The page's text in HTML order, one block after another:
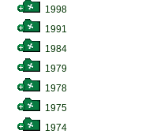
1998
1991
1984
1979
1978
1975
1974